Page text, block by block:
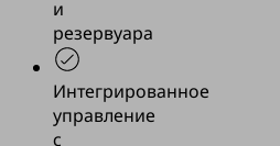
и
резервуара
Интегрированное
управление
с